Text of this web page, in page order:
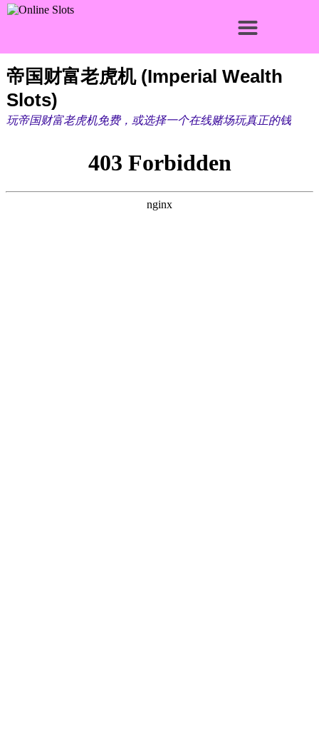
帝国财富老虎机 (Imperial Wealth
Slots)
玩帝国财富老虎机免费，或选择一个在线赌场玩真正的钱